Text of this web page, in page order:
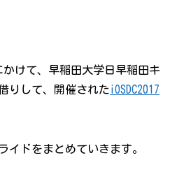
かけて、早稲田大学日早稲田キ
りして、開催された iOSDC2017
イドをまとめていきます。